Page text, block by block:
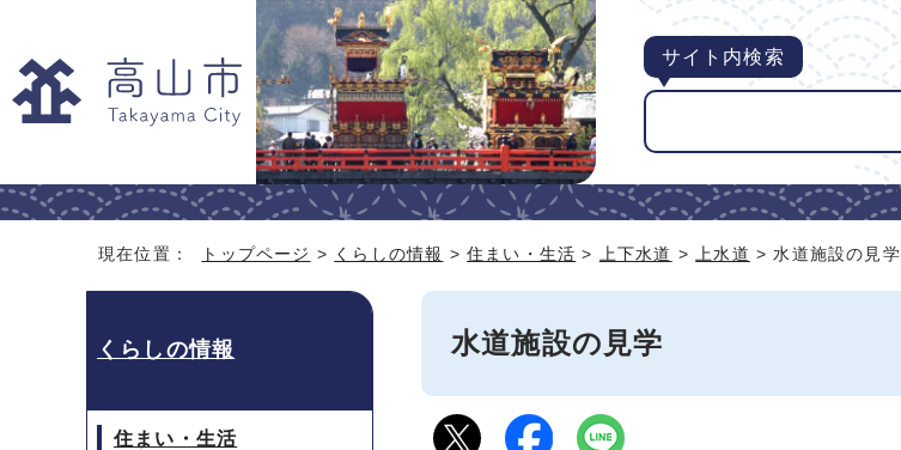
サイト内検索
現在位置： トップページ > くらしの情報 >住まい・生活 > 上下水道 > 上水道 > 水道施設の見学
水道施設の見学
くらしの情報
住まい・生活